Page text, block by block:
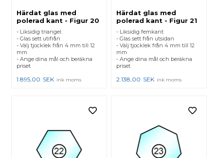
Härdat glas med
polerad kant - Figur 20
- Liksidig triangel.
- Glas sett utifrån
- Välj tjocklek från 4 mm till 12
mm
- Ange dina mål och beräkna
priset
1.895,00 SEK ink moms
Härdat glas med
polerad kant - Figur 21
- Liksidig femkant
- Glas sett från utsidan
- Välj tjocklek från 4 mm till 12
mm
- Ange dina mål och beräkna
priset
2.138,00 SEK ink moms